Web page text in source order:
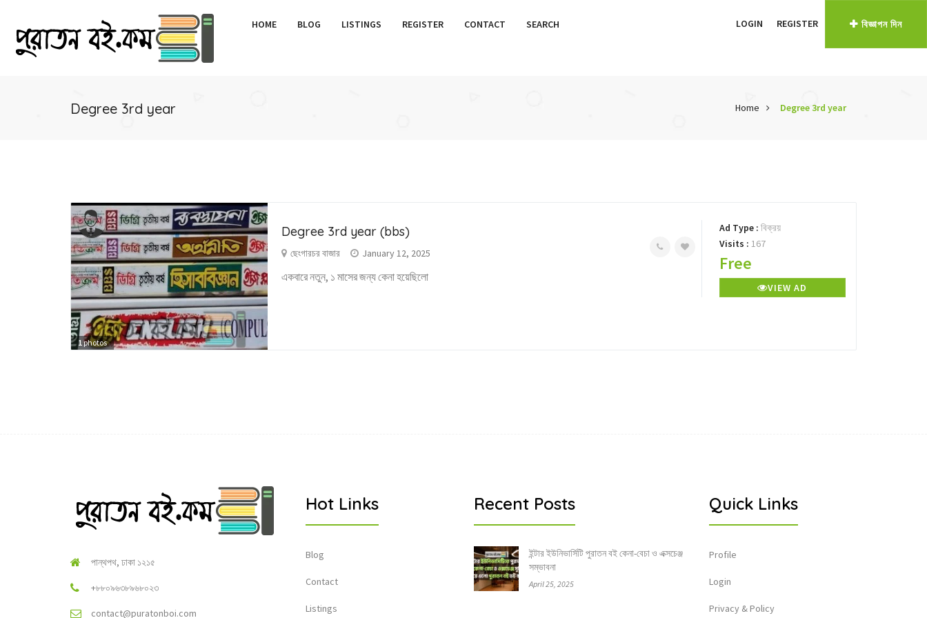
HOME BLOG LISTINGS REGISTER CONTACT SEARCH LOGIN REGISTER বিজ্ঞাপন দিন
Degree 3rd year Home Degree 3rd year
1photos
Degree 3rd year (bbs)
ছেংগারচর বাজার January 12, 2025
একবারে নতুন, ১ মাসের জন্য কেনা হয়েছিলো
Ad Type : বিক্রয়
Visits : 167
Free
VIEW AD
পান্থপথ, ঢাকা ১২১৫
+৮৮০৯৬৩৮৯৬৮০২৩
contact@puratonboi.com
Hot Links
Blog
Contact
Listings
Recent Posts
ইন্টার ইউনিভার্সিটি পুরাতন বই কেনা-বেচা ও এক্সচেঞ্জ
সম্ভাবনা
April 25, 2025
Quick Links
Profile
Login
Privacy & Policy